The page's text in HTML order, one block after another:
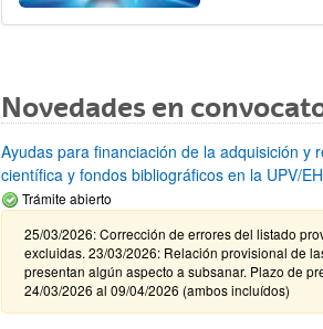
Novedades en
Ayudas para financiación de la adquisición y
científica y fondos bibliográficos en la UPV/
Trámite abierto
25/03/2026: Corrección de errores del listado
excluidas. 23/03/2026: Relación provisional de
presentan algún aspecto a subsanar. Plazo de
24/03/2026 al 09/04/2026 (ambos incluídos)